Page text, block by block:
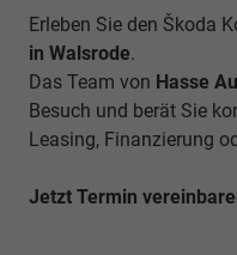
Erleben Sie den Škoda
in Walsrode.
Das Team von Hasse
Besuch und berät Sie
Leasing, Finanzierung
Jetzt Termin